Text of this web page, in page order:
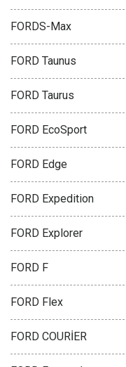
FORDS-Max
FORD Taunus
FORD Taurus
FORD EcoSport
FORD Edge
FORD Expedition
FORD Explorer
FORD F
FORD Flex
FORD COURİER